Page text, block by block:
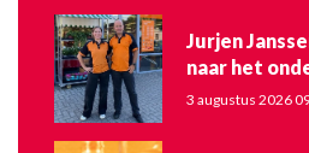
Jurjen
naar het
3 augustus 2026